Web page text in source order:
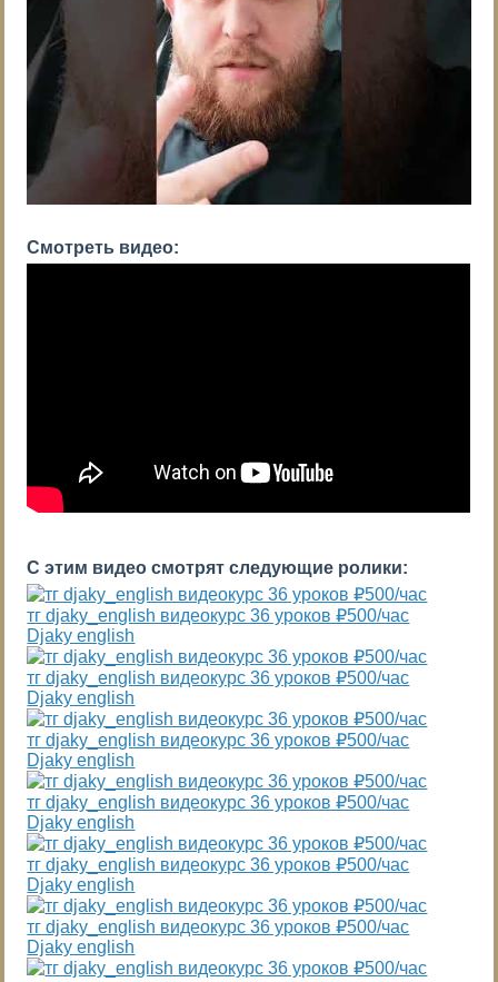
Смотреть видео:
С этим видео смотрят следующие ролики:
тг djaky_english видеокурс 36 уроков ₽500/час
Djaky english
тг djaky_english видеокурс 36 уроков ₽500/час
Djaky english
тг djaky_english видеокурс 36 уроков ₽500/час
Djaky english
тг djaky_english видеокурс 36 уроков ₽500/час
Djaky english
тг djaky_english видеокурс 36 уроков ₽500/час
Djaky english
тг djaky_english видеокурс 36 уроков ₽500/час
Djaky english